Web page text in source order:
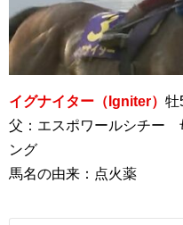
イグナイター（Igniter） 牡
父：エスポワールシチー
ング
馬名の由来：点火薬